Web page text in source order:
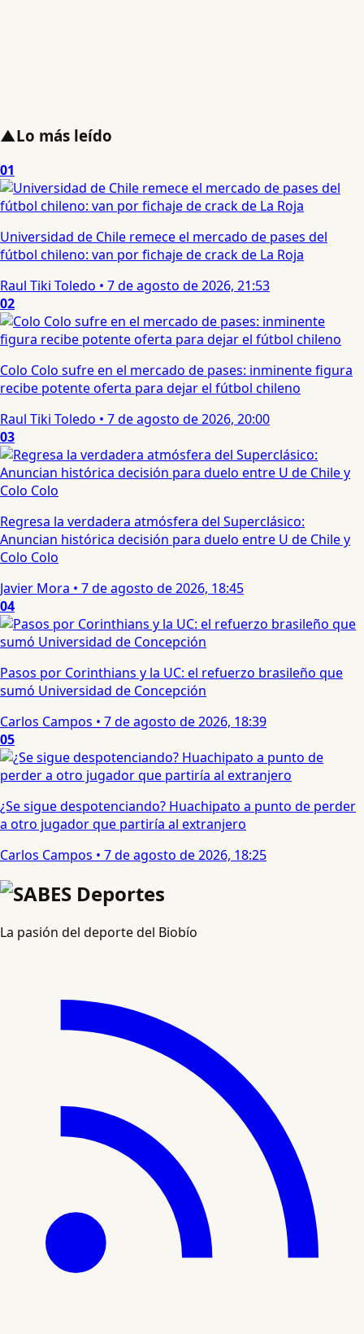
▲Lo más leído
01
Universidad de Chile remece el mercado de pases del
fútbol chileno: van por fichaje de crack de La Roja
Raul Tiki Toledo • 7 de agosto de 2026, 21:53
02
Colo Colo sufre en el mercado de pases: inminente figura
recibe potente oferta para dejar el fútbol chileno
Raul Tiki Toledo • 7 de agosto de 2026, 20:00
03
Regresa la verdadera atmósfera del Superclásico:
Anuncian histórica decisión para duelo entre U de Chile y
Colo Colo
Javier Mora • 7 de agosto de 2026, 18:45
04
Pasos por Corinthians y la UC: el refuerzo brasileño que
sumó Universidad de Concepción
Carlos Campos • 7 de agosto de 2026, 18:39
05
¿Se sigue despotenciando? Huachipato a punto de perder
a otro jugador que partiría al extranjero
Carlos Campos • 7 de agosto de 2026, 18:25
La pasión del deporte del Biobío